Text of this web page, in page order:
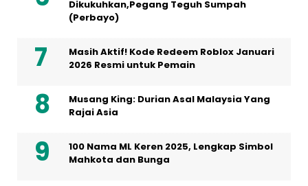
Dikukuhkan,Pegang Teguh Sumpah
(Perbayo)
Masih Aktif! Kode Redeem Roblox Januari
2026 Resmi untuk Pemain
Musang King: Durian Asal Malaysia Yang
Rajai Asia
100 Nama ML Keren 2025, Lengkap Simbol
Mahkota dan Bunga